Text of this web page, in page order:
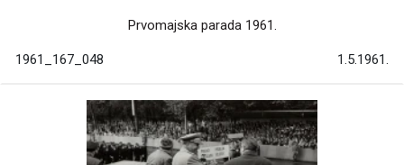
Prvomajska parada 1961.
1961_167_048 1.5.1961.